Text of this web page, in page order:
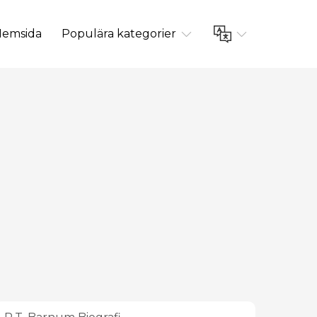
Populära kategorier